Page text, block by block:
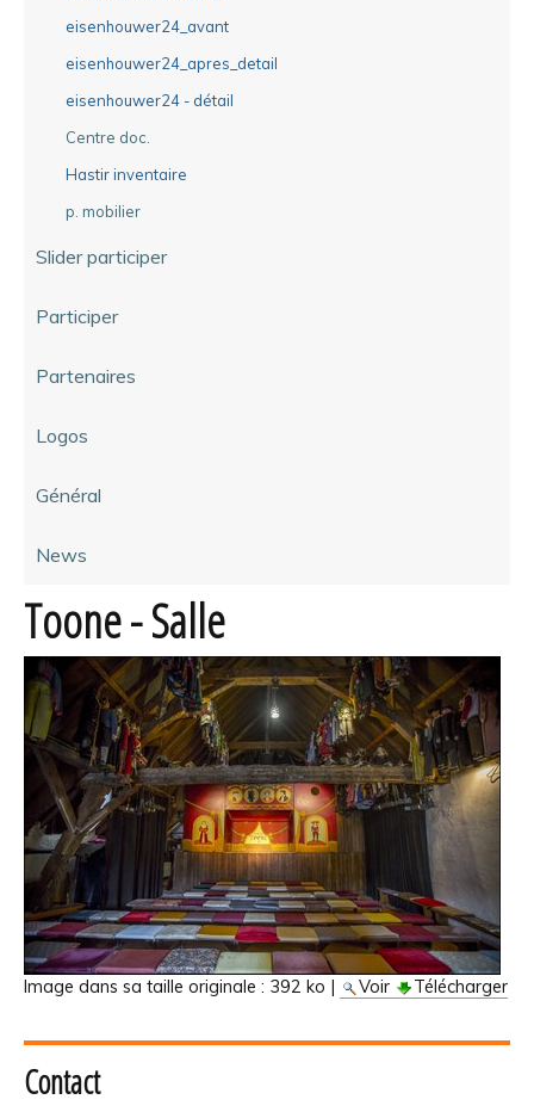
eisenhouwer24_avant
eisenhouwer24_apres_detail
eisenhouwer24 - détail
Centre doc.
Hastir inventaire
p. mobilier
Slider participer
Participer
Partenaires
Logos
Général
News
Toone - Salle
Image dans sa taille originale : 392 ko | Voir Télécharger
Contact